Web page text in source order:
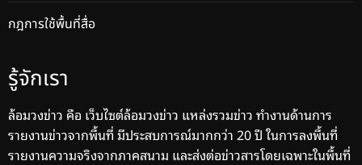
กฎการใช้พื้นที่สื่อ
รู้จักเรา
ล้อมวงข่าว คือ เว็บไซต์ล้อมวงข่าว แหล่งรวมข่าว ทำงานด้านการ
รายงานข่าวจากพื้นที่ มีประสบการณ์มากกว่า 20 ปี ในการลงพื้นที่
รายงานความจริงจากภาคสนาม และส่งต่อข่าวสารโดยเฉพาะในพื้นที่